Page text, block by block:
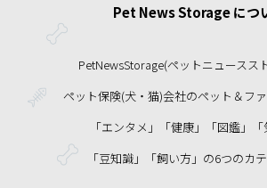
Pet News Storage につ
PetNewsStorage(ペットニュースス
ペット保険(犬・猫)会社のペット＆フ
「エンタメ」「健康」「図鑑」「
「豆知識」「飼い方」の6つのカ